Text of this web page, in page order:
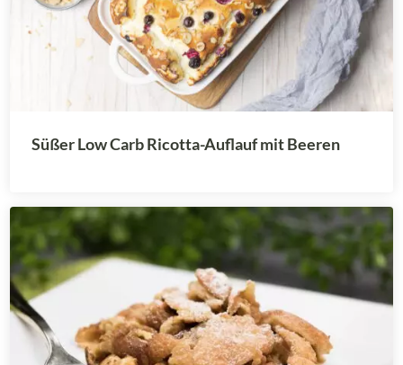
Süßer Low Carb Ricotta-Auflauf mit Beeren